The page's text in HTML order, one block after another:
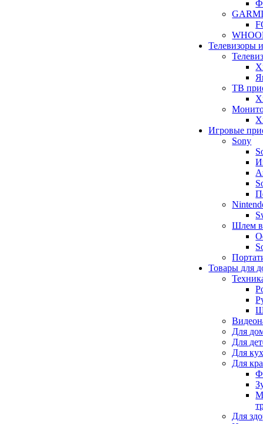
Телевизоры
ТВ
Игровые
Sony
Шлем
Товары для
Для
Для
Для
Для
Для